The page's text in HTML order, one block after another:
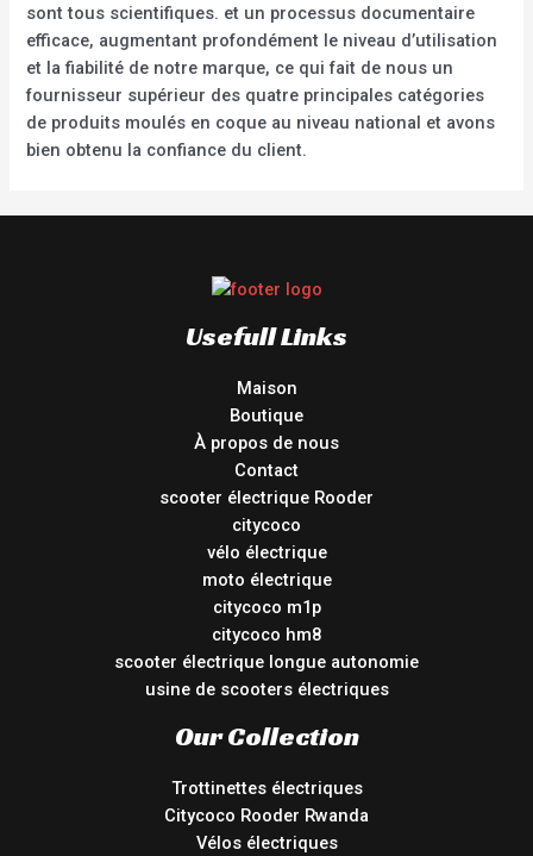
sont tous scientifiques. et un processus documentaire
efficace, augmentant profondément le niveau d’utilisation
et la fiabilité de notre marque, ce qui fait de nous un
fournisseur supérieur des quatre principales catégories
de produits moulés en coque au niveau national et avons
bien obtenu la confiance du client.
Usefull Links
Maison
Boutique
À propos de nous
Contact
scooter électrique Rooder
citycoco
vélo électrique
moto électrique
citycoco m1p
citycoco hm8
scooter électrique longue autonomie
usine de scooters électriques
Our Collection
Trottinettes électriques
Citycoco Rooder Rwanda
Vélos électriques